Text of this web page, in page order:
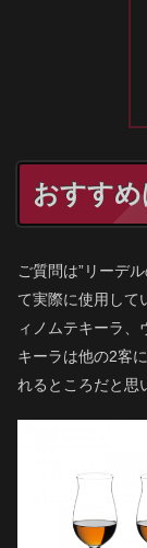
おすすめ
ご質問は”リーデ
て実際に使用して
ィノムテキーラ、
キーラは他の2客
れるところだと思